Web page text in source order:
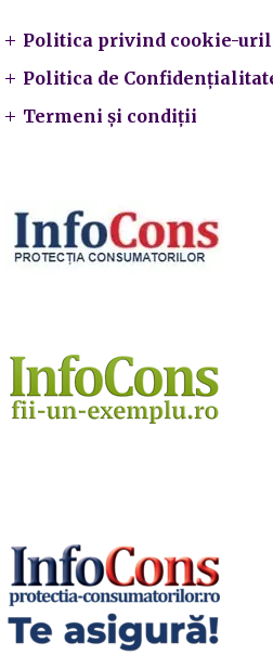
Politica privind cookie-
Politica de
Termeni și condiții